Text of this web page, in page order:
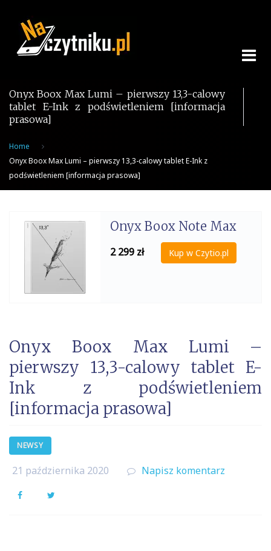
content
Onyx Boox Max Lumi – pierwszy 13,3-calowy
tablet E-Ink z podświetleniem [informacja
prasowa]
Home
Onyx Boox Max Lumi – pierwszy 13,3-calowy tablet E-Ink z
podświetleniem [informacja prasowa]
Onyx Boox Note Max
2 299 zł Kup w Czytio.pl
Onyx Boox Max Lumi –
pierwszy 13,3-calowy tablet E-
Ink z podświetleniem
[informacja prasowa]
NEWSY
21 października 2020 Napisz komentarz
Facebook